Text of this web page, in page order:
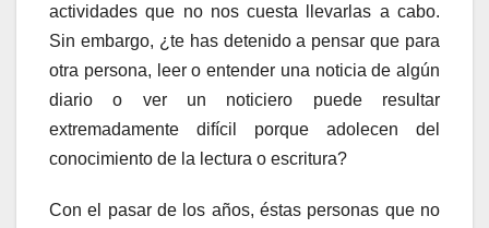
actividades que no nos cuesta llevarlas a cabo.
Sin embargo, ¿te has detenido a pensar que para
otra persona, leer o entender una noticia de algún
diario o ver un noticiero puede resultar
extremadamente difícil porque adolecen del
conocimiento de la lectura o escritura?
Con el pasar de los años, éstas personas que no